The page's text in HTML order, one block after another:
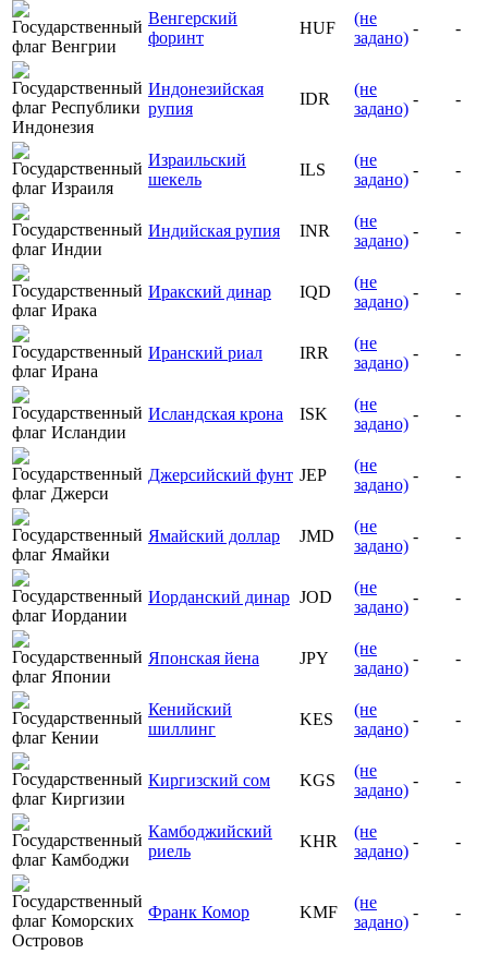
Венгерский
форинт
HUF
(не
задано)
- -
Индонезийская
рупия
IDR
(не
задано)
- -
Израильский
шекель
ILS
(не
задано)
- -
Индийская рупия INR
(не
задано)
- -
Иракский динар IQD
(не
задано)
- -
Иранский риал IRR
(не
задано)
- -
Исландская крона ISK
(не
задано)
- -
Джерсийский фунт JEP
(не
задано)
- -
Ямайский доллар JMD
(не
задано)
- -
Иорданский динар JOD
(не
задано)
- -
Японская йена JPY
(не
задано)
- -
Кенийский
шиллинг
KES
(не
задано)
- -
Киргизский сом KGS
(не
задано)
- -
Камбоджийский
риель
KHR
(не
задано)
- -
Франк Комор KMF
(не
задано)
- -